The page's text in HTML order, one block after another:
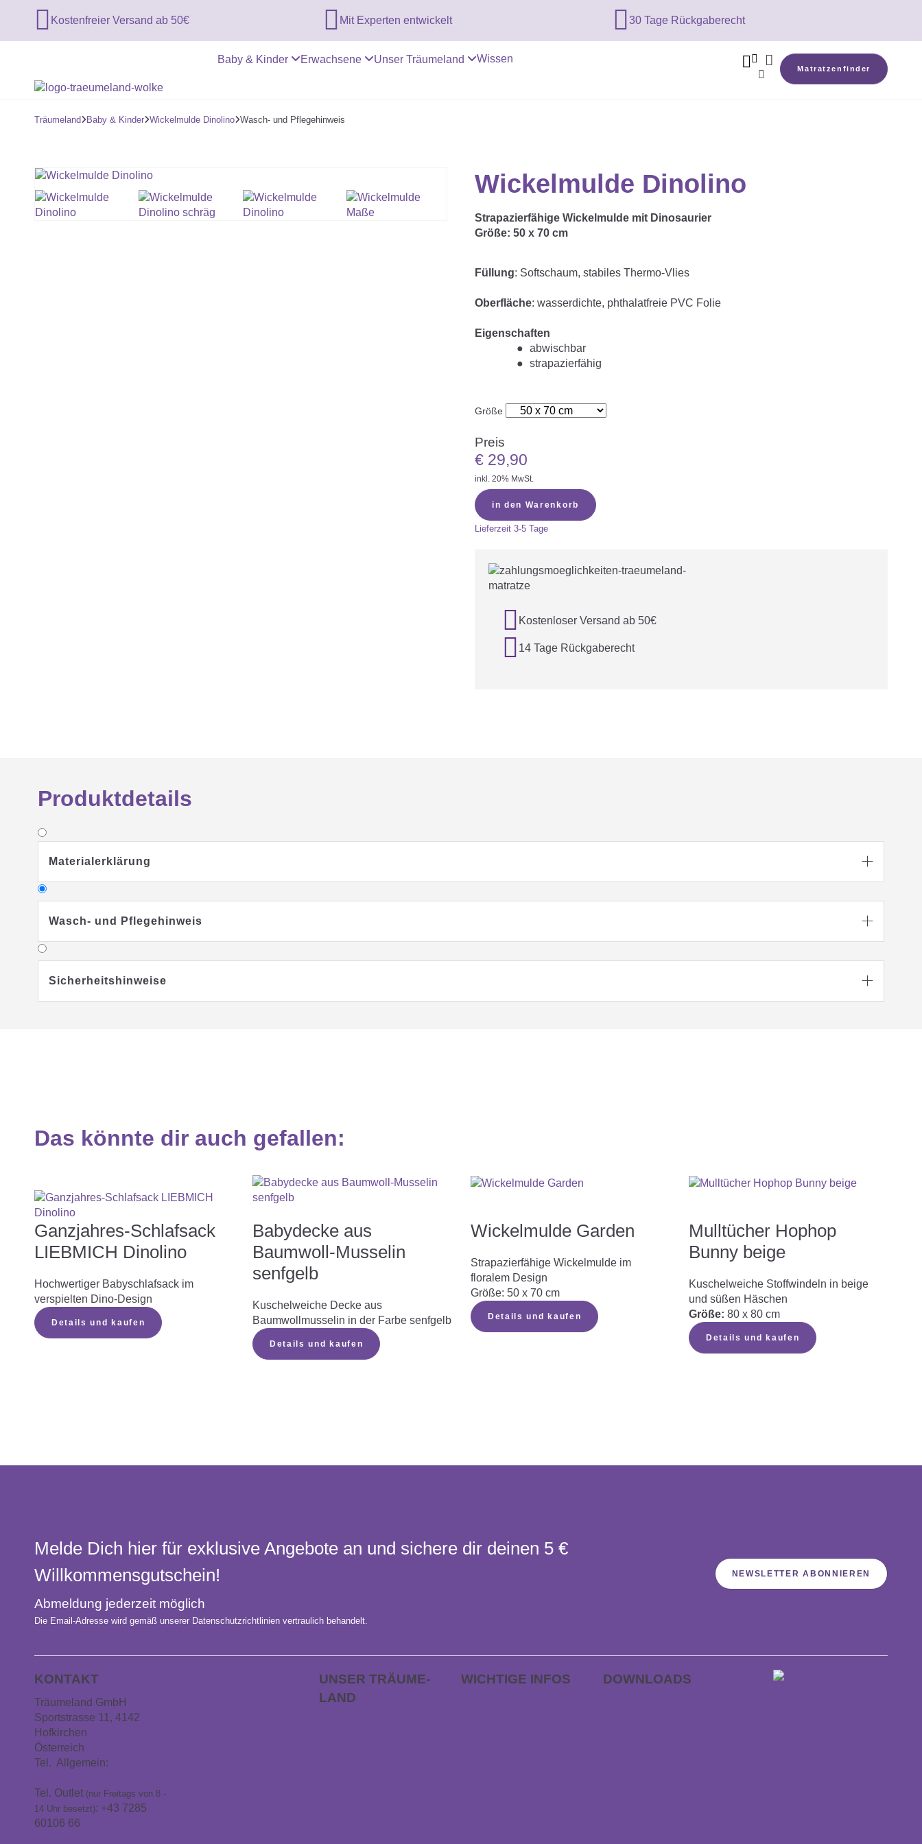
 Kostenfreier Versand ab 50€  Mit Experten entwickelt 30 Tage Rückgaberecht
Baby & Kinder Erwachsene Unser Träumeland Wissen 


Matratzenfinder
Träumeland Baby & KinderWickelmulde DinolinoWasch- und Pflegehinweis
Wickelmulde Dinolino
Strapazierfähige Wickelmulde mit Dinosaurier
Größe: 50 x 70 cm
Füllung: Softschaum, stabiles Thermo-Vlies
Oberfläche: wasserdichte, phthalatfreie PVC Folie
Eigenschaften
abwischbar
strapazierfähig
Größe
Preis
€ 29,90
inkl. 20% MwSt.
in den Warenkorb
Lieferzeit 3-5 Tage
 Kostenloser Versand ab 50€
 14 Tage Rückgaberecht
Produktdetails
Materialerklärung 
Wasch- und Pflegehinweis 
Sicherheitshinweise 
Das könnte dir auch gefallen:
Ganzjahres-Schlafsack
LIEBMICH Dinolino
Hochwertiger Babyschlafsack im
verspielten Dino-Design
Details und kaufen
Babydecke aus
Baumwoll-Musselin
senfgelb
Kuschelweiche Decke aus
Baumwollmusselin in der Farbe senfgelb
Details und kaufen
Wickelmulde Garden
Strapazierfähige Wickelmulde im
floralem Design
Größe: 50 x 70 cm
Details und kaufen
Mulltücher Hophop
Bunny beige
Kuschelweiche Stoffwindeln in beige
und süßen Häschen
Größe: 80 x 80 cm
Details und kaufen
Melde Dich hier für exklusive Angebote an und sichere dir deinen 5 €
Willkommens­gutschein!
Abmeldung jederzeit möglich
Die Email-Adresse wird gemäß unserer Datenschutzrichtlinien vertraulich behandelt.
NEWSLETTER ABONNIEREN
KONTAKT
Träumeland GmbH
Sportstrasse 11, 4142
Hofkirchen
Österreich
Tel. Allgemein:
Tel. Outlet (nur Freitags von 8 -
14 Uhr besetzt): +43 7285
60106 66
UNSER TRÄUME­
LAND
WICHTIGE INFOS DOWNLOADS